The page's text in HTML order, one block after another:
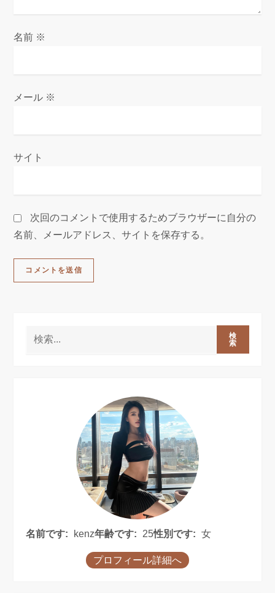
名前 ※
メール ※
サイト
次回のコメントで使用するためブラウザーに自分の
名前、メールアドレス、サイトを保存する。
検
索
名前です: kenz年齢です: 25性別です: 女
プロフィール詳細へ